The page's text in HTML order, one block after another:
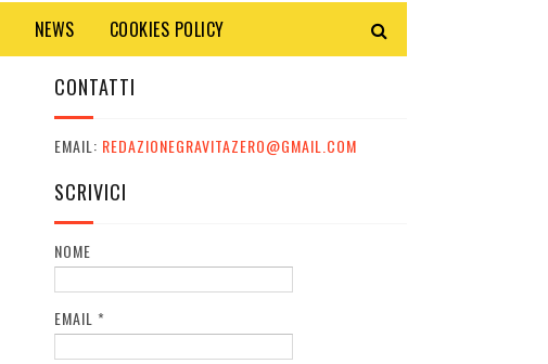
NEWS COOKIES POLICY
CONTATTI
EMAIL: REDAZIONEGRAVITAZERO@GMAIL.COM
SCRIVICI
NOME
EMAIL *